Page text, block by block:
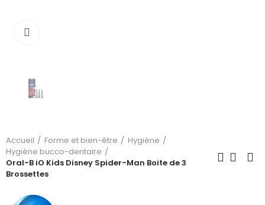
Accueil Forme et bien-être
Hygiène
Hygiène bucco-dentaire
Oral-B iO Kids Disney Spider-Man Boite de 3
Brossettes